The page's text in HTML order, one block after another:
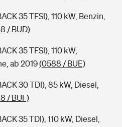
35 TFSI), 110 kW, Benzin,
/ BUD)
35 TFSI), 110 kW,
ab 2019(0588 / BUE)
30 TDI), 85 kW, Diesel,
/ BUF)
35 TDI), 110 kW, Diesel,